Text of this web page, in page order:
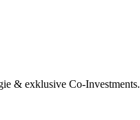
& exklusive Co-Investments.